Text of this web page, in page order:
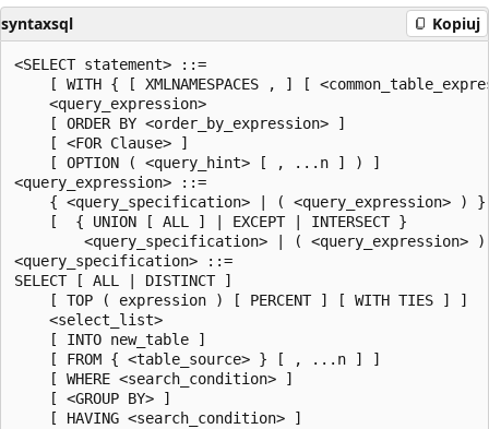
syntaxsql Kopiuj
<SELECT statement> ::=
[ WITH { [ XMLNAMESPACES , ] [
    <query_expression>
    [ ORDER BY <order_by_expression> ]
    [ <FOR Clause> ]
    [ OPTION ( <query_hint> [ , ...n ] ) ]
<query_expression> ::=
    { <query_specification> | ( <query_expression> ) }
    [  { UNION [ ALL ] | EXCEPT | INTERSECT }
<query_specification> | ( <query_expression>
<query_specification> ::=
SELECT [ ALL | DISTINCT ]
    [ TOP ( expression ) [ PERCENT ] [ WITH TIES ] ]
    <select_list>
    [ INTO new_table ]
    [ FROM { <table_source> } [ , ...n ] ]
    [ WHERE <search_condition> ]
    [ <GROUP BY> ]
    [ HAVING <search_condition> ]